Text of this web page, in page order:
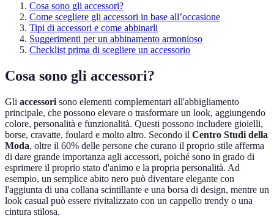
Cosa sono gli accessori?
Come scegliere gli accessori in base all’occasione
Tipi di accessori e come abbinarli
Suggerimenti per un abbinamento armonioso
Checklist prima di scegliere un accessorio
Cosa sono gli accessori?
Gli accessori sono elementi complementari all'abbigliamento
principale, che possono elevare o trasformare un look, aggiungendo
colore, personalità e funzionalità. Questi possono includere gioielli,
borse, cravatte, foulard e molto altro. Secondo il Centro Studi della
Moda, oltre il 60% delle persone che curano il proprio stile afferma
di dare grande importanza agli accessori, poiché sono in grado di
esprimere il proprio stato d'animo e la propria personalità. Ad
esempio, un semplice abito nero può diventare elegante con
l'aggiunta di una collana scintillante e una borsa di design, mentre un
look casual può essere rivitalizzato con un cappello trendy o una
cintura stilosa.